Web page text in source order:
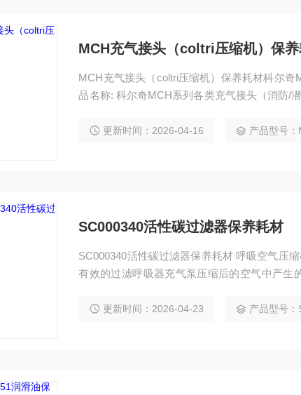
MCH充气接头（coltri压缩机）保
MCH充气接头（coltri压缩机）保养耗材科尔
品名称: 科尔奇MCH系列各类充气接头（消防/
更新时间：2026-04-16 产品型号
SC000340活性碳过滤器保养耗材
SC000340活性碳过滤器保养耗材 呼吸空气压
有效的过滤呼吸器充气泵压缩后的空气中产生
0 MCH30 MCH36 36-07-034
更新时间：2026-04-23 产品型号